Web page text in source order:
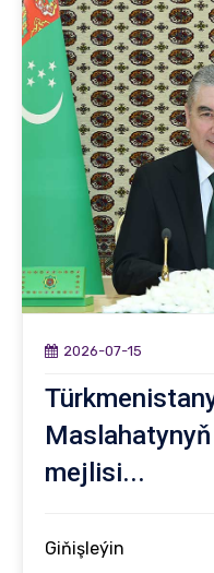
2026-07-15
mejlisi...
Giňişleýin